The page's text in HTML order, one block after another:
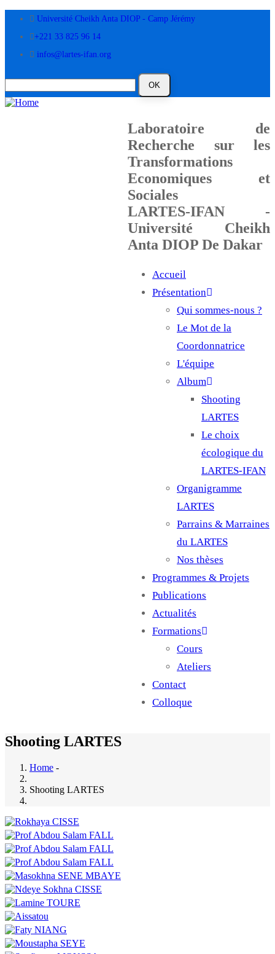
main
Université Cheikh Anta DIOP - Camp Jérémy
+221 33 825 96 14
infos@lartes-ifan.org
Laboratoire de
Recherche sur les
Transformations
Economiques et
Sociales
LARTES-IFAN -
Université Cheikh
Anta DIOP De Dakar
Main
navigation
Accueil
Présentation
Qui sommes-nous ?
Le Mot de la
Coordonnatrice
L'équipe
Album
Shooting
LARTES
Le choix
écologique du
LARTES-IFAN
Organigramme
LARTES
Parrains & Marraines
du LARTES
Nos thèses
Programmes & Projets
Publications
Actualités
Formations
Cours
Ateliers
Contact
Colloque
Shooting LARTES
Home -
Shooting LARTES
Image
Image
Image
Image
Image
Image
Image
Image
Image
Image